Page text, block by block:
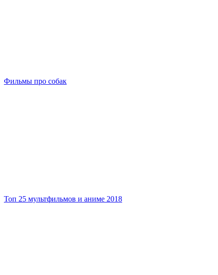
Фильмы про собак
Топ 25 мультфильмов и аниме 2018